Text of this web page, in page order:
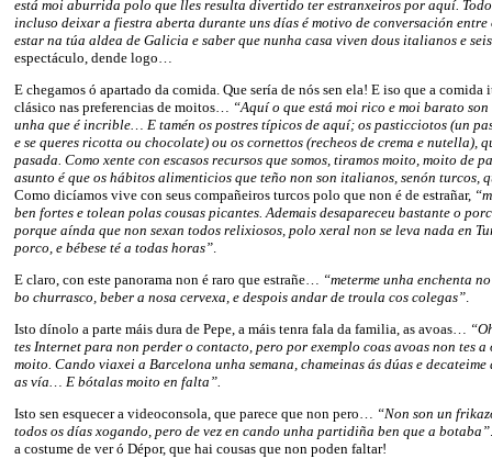
está moi aburrida polo que lles resulta divertido ter estranxeiros por aquí. Todo
incluso deixar a fiestra aberta durante uns días é motivo de conversación entre
estar na túa aldea de Galicia e saber que nunha casa viven dous italianos e
espectáculo, dende logo…
E chegamos ó apartado da comida. Que sería de nós sen ela! E iso que a
clásico nas preferencias de moitos…
“Aquí o que está moi rico e moi barato
unha que é incrible… E tamén os postres típicos de aquí; os pasticciotos (un
e se queres ricotta ou chocolate) ou os cornettos (recheos de crema e nutella),
pasada. Como xente con escasos recursos que somos, tiramos moito, moito de
asunto é que os hábitos alimenticios que teño non son italianos, senón turcos,
Como dicíamos vive con seus compañeiros turcos polo que non é de estrañar,
ben fortes e tolean polas cousas picantes. Ademais desapareceu bastante o
porque aínda que non sexan todos relixiosos, polo xeral non se leva nada en
porco, e bébese té a todas horas”
E claro, con este panorama non é raro que estrañe…
“meterme unha enchenta
bo churrasco, beber a nosa cervexa, e despois andar de troula cos colegas”
Isto dínolo a parte máis dura de Pepe, a máis tenra fala da familia, as avoas…
tes Internet para non perder o contacto, pero por exemplo coas avoas non tes
moito. Cando viaxei a Barcelona unha semana, chameinas ás dúas e decateime
as vía… E bótalas moito en falta”.
Isto sen esquecer a videoconsola, que parece que non pero…
“Non son un
todos os días xogando, pero de vez en cando unha partidiña ben que a botaba”
a costume de ver ó Dépor, que hai cousas que non poden faltar!